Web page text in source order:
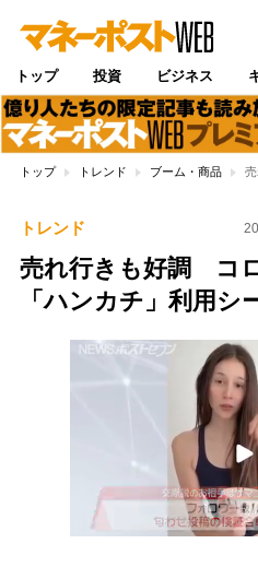
トップ 投資 ビジネス
トップ トレンド ブーム・商品
トレンド
売れ行きも好調 コ
「ハンカチ」利用シ